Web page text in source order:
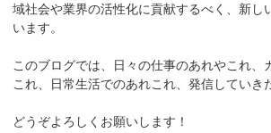
域社会や業界の活性化に貢献するべく、新し
います。
このブログでは、日々の仕事のあれやこれ、
これ、日常生活でのあれこれ、発信していき
どうぞよろしくお願いします！